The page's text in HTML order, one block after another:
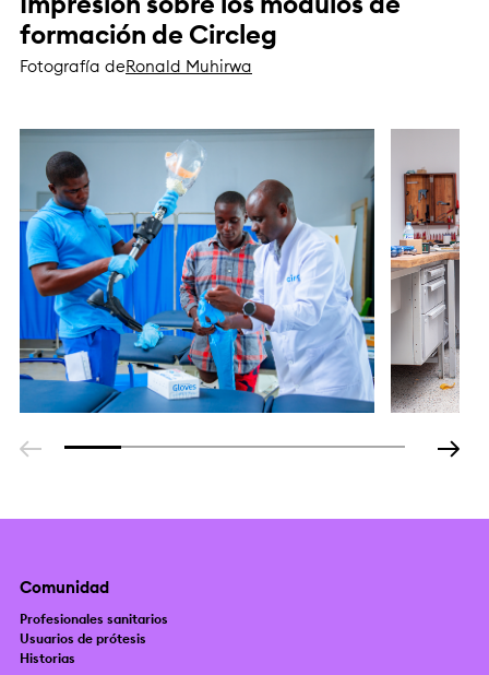
formación de Circleg
Fotografía deRonald Muhirwa
Comunidad
Profesionales sanitarios
Usuarios de prótesis
Historias